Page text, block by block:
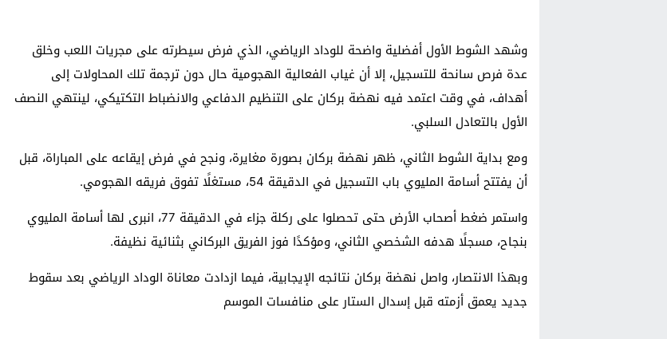
وشهد الشوط الأول أفضلية واضحة للوداد الرياضي، الذي فرض سيطرته على مجريات اللعب وخلق
عدة فرص سانحة للتسجيل، إلا أن غياب الفعالية الهجومية حال دون ترجمة تلك المحاولات إلى
أهداف، في وقت اعتمد فيه نهضة بركان على التنظيم الدفاعي والانضباط التكتيكي، لينتهي النصف
الأول بالتعادل السلبي.
ومع بداية الشوط الثاني، ظهر نهضة بركان بصورة مغايرة، ونجح في فرض إيقاعه على المباراة، قبل
أن يفتتح أسامة المليوي باب التسجيل في الدقيقة 54، مستغلًا تفوق فريقه الهجومي.
واستمر ضغط أصحاب الأرض حتى تحصلوا على ركلة جزاء في الدقيقة 77، انبرى لها أسامة المليوي
بنجاح، مسجلًا هدفه الشخصي الثاني، ومؤكدًا فوز الفريق البركاني بثنائية نظيفة.
وبهذا الانتصار، واصل نهضة بركان نتائجه الإيجابية، فيما ازدادت معاناة الوداد الرياضي بعد سقوط
جديد يعمق أزمته قبل إسدال الستار على منافسات الموسم